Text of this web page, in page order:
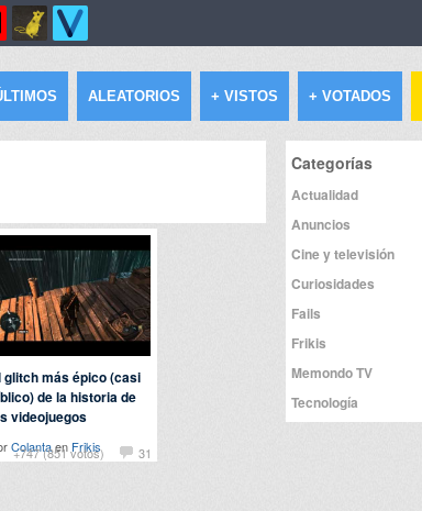
ALEATORIOS + VISTOS + VOTADOS
+747 (851 votos) 31
glitch más épico (casi
de la historia de
videojuegos
Colantaen Frikis
Categorías
Actualidad
Anuncios
Cine y televisión
Curiosidades
Fails
Frikis
Memondo TV
Tecnología